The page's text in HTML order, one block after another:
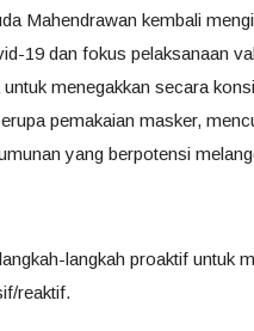
Mahendrawan kembali
19 dan fokus pelaksanaan
menegakkan secara
pemakaian masker,
yang berpotensi
langkah proaktif untuk
reaktif.